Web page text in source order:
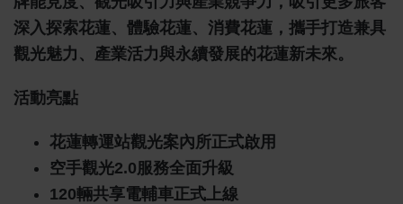
深入探索花蓮、體驗花蓮、消費花蓮，攜手打造兼具
觀光魅力、產業活力與永續發展的花蓮新未來。
活動亮點
花蓮轉運站觀光案內所正式啟用
空手觀光2.0服務全面升級
120輛共享電輔車正式上線